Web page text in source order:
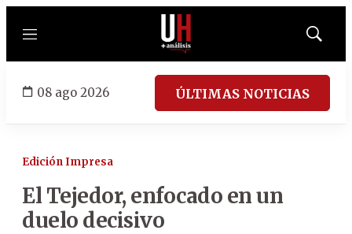
Menú
Mostrar
08 ago 2026 ÚLTIMAS NOTICIAS
Edición Impresa
El Tejedor, enfocado en un
duelo decisivo